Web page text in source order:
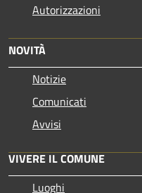
Autorizzazioni
NOVITÀ
Notizie
Comunicati
Avvisi
VIVERE IL COMUNE
Luoghi